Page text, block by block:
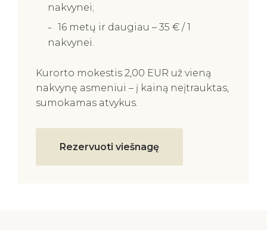
nakvynei;
16 metų ir daugiau – 35 € / 1
nakvynei.
Kurorto mokestis 2,00 EUR už vieną
nakvynę asmeniui – į kainą neįtrauktas,
sumokamas atvykus.
Rezervuoti viešnagę